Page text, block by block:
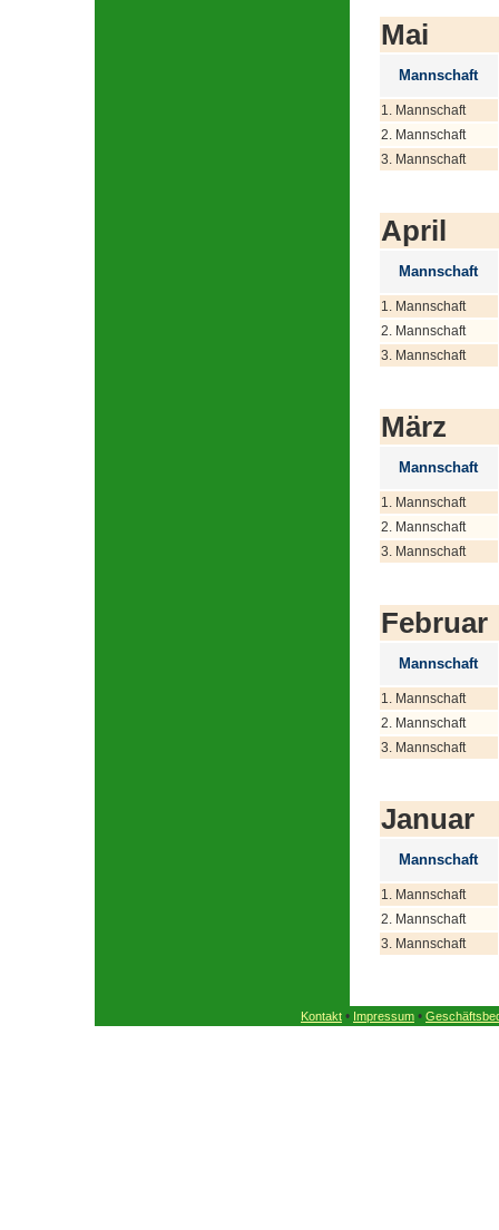
Mai
Mannschaft
1. Mannschaft
2. Mannschaft
3. Mannschaft
April
Mannschaft
1. Mannschaft
2. Mannschaft
3. Mannschaft
März
Mannschaft
1. Mannschaft
2. Mannschaft
3. Mannschaft
Februar
Mannschaft
1. Mannschaft
2. Mannschaft
3. Mannschaft
Januar
Mannschaft
1. Mannschaft
2. Mannschaft
3. Mannschaft
Kontakt • Impressum •